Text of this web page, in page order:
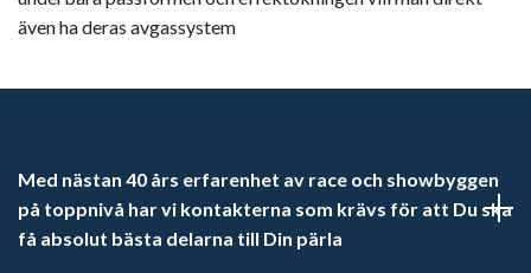
även ha deras avgassystem
Med nästan 40 års erfarenhet av race och showbyggen
på toppnivå har vi kontakterna som krävs för att Du ska
få absolut bästa delarna till Din pärla